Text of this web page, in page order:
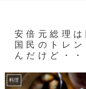
安倍元総理
国民のトレ
んだけど・・
料理